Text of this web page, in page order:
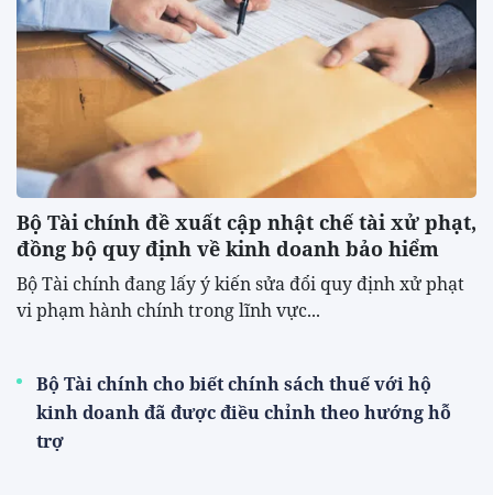
Bộ Tài chính đề xuất cập nhật chế tài xử phạt,
đồng bộ quy định về kinh doanh bảo hiểm
Bộ Tài chính đang lấy ý kiến sửa đổi quy định xử phạt
vi phạm hành chính trong lĩnh vực...
Bộ Tài chính cho biết chính sách thuế với hộ
kinh doanh đã được điều chỉnh theo hướng hỗ
trợ